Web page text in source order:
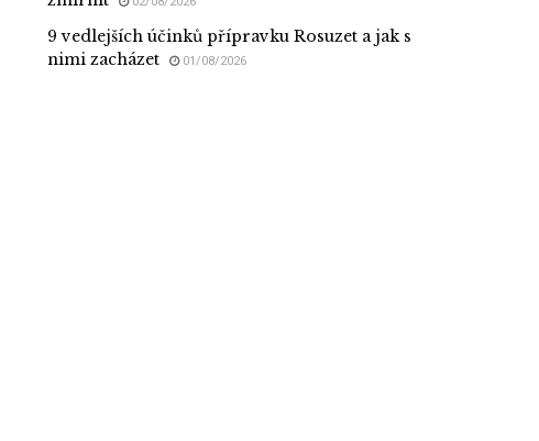
9 vedlejších účinků přípravku Rosuzet a jak s
nimi zacházet
01/08/2026